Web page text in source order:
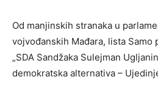
Od manjinskih stranaka u
vojvođanskih Mađara, lista Samo
„SDA Sandžaka Sulejman
demokratska alternativa –